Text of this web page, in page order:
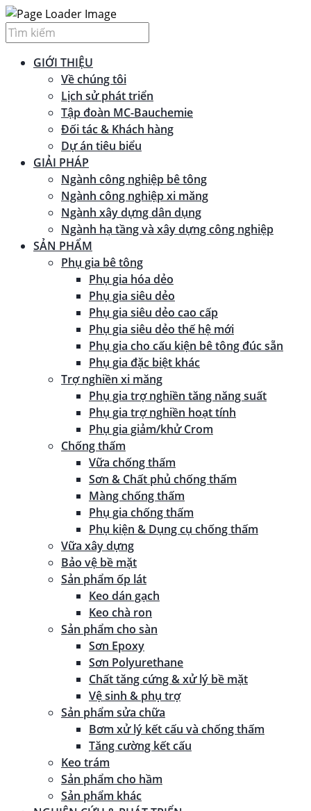
GIỚI THIỆU
Về chúng tôi
Lịch sử phát triển
Tập đoàn MC-Bauchemie
Đối tác & Khách hàng
Dự án tiêu biểu
GIẢI PHÁP
Ngành công nghiệp bê tông
Ngành công nghiệp xi măng
Ngành xây dựng dân dụng
Ngành hạ tầng và xây dựng công nghiệp
SẢN PHẨM
Phụ gia bê tông
Phụ gia hóa dẻo
Phụ gia siêu dẻo
Phụ gia siêu dẻo cao cấp
Phụ gia siêu dẻo thế hệ mới
Phụ gia cho cấu kiện bê tông đúc sẵn
Phụ gia đặc biệt khác
Trợ nghiền xi măng
Phụ gia trợ nghiền tăng năng suất
Phụ gia trợ nghiền hoạt tính
Phụ gia giảm/khử Crom
Chống thấm
Vữa chống thấm
Sơn & Chất phủ chống thấm
Màng chống thấm
Phụ gia chống thấm
Phụ kiện & Dụng cụ chống thấm
Vữa xây dựng
Bảo vệ bề mặt
Sản phẩm ốp lát
Keo dán gạch
Keo chà ron
Sản phẩm cho sàn
Sơn Epoxy
Sơn Polyurethane
Chất tăng cứng & xử lý bề mặt
Vệ sinh & phụ trợ
Sản phẩm sửa chữa
Bơm xử lý kết cấu và chống thấm
Tăng cường kết cấu
Keo trám
Sản phẩm cho hầm
Sản phẩm khác